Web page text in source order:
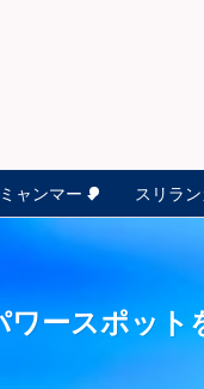
ミャンマー スリラ
ースポット